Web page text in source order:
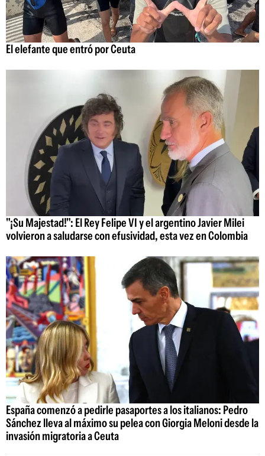
El elefante que entró por Ceuta
"¡Su Majestad!": El Rey Felipe VI y el argentino Javier Milei
volvieron a saludarse con efusividad, esta vez en Colombia
España comenzó a pedirle pasaportes a los italianos: Pedro
Sánchez lleva al máximo su pelea con Giorgia Meloni desde la
invasión migratoria a Ceuta